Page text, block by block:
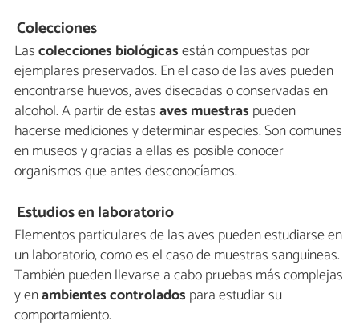
Colecciones
Lascolecciones biológicasestán compuestas por
ejemplares preservados. En el caso de las aves pueden
encontrarse huevos, aves disecadas o conservadas en
alcohol. A partir de estasaves muestras pueden
hacerse mediciones y determinar especies. Son comunes
en museos y gracias a ellas es posible conocer
organismos que antes desconocíamos.
Estudios en laboratorio
Elementos particulares de las aves pueden estudiarse en
un laboratorio, como es el caso de muestras sanguíneas.
También pueden llevarse a cabo pruebas más complejas
y enambientes controlados para estudiar su
comportamiento.